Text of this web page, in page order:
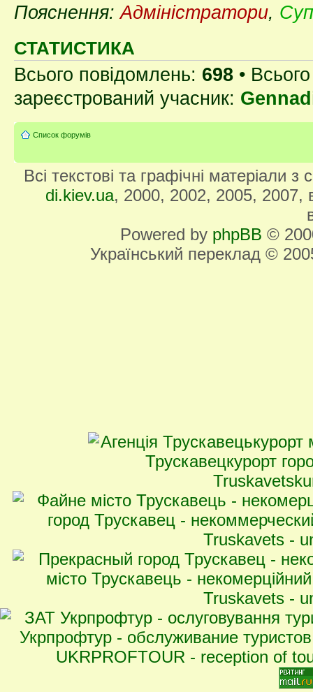
Пояснення:Адміністратори,
СТАТИСТИКА
Всього повідомлень: 698 •
зареєстрований учасник:
Список форумів
Всі текстові та графічні матеріали
di.kiev.ua, 2000, 2002, 2005, 2007,
Powered by phpBB ©
Український переклад ©